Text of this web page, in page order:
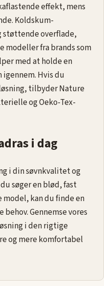
effekt, mens
Koldskum-
støttende overflade,
modeller fra brands som
med at holde en
Hvis du
tilbyder Nature
og Oeko-Tex-
i dag
i din søvnkvalitet og
søger en blød, fast
kan du finde en
Gennemse vores
i den rigtige
og mere komfortabel